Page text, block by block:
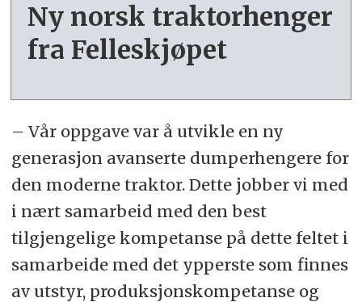
Ny norsk traktor­henger
fra Felleskjøpet
– Vår oppgave var å utvikle en ny
generasjon avanserte dumperhengere for
den moderne traktor. Dette jobber vi med
i nært samarbeid med den best
tilgjengelige kompetanse på dette feltet i
samarbeide med det ypperste som finnes
av utstyr, produksjonskompetanse og